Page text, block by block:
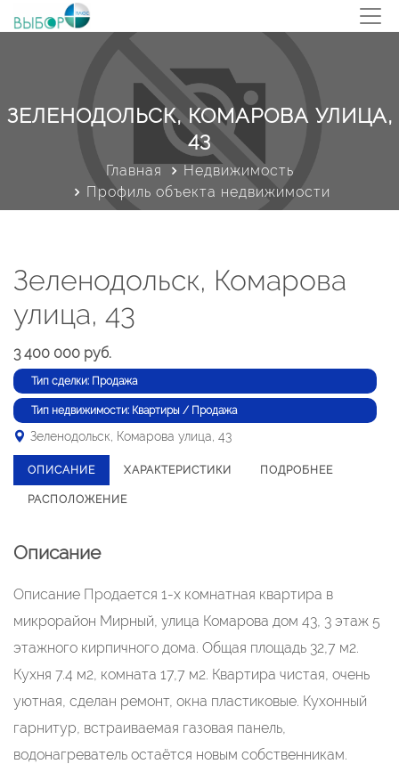
ЗЕЛЕНОДОЛЬСК, КОМАРОВА УЛИЦА,
43
Главная
Недвижимость
Профиль объекта недвижимости
Зеленодольск, Комарова
улица, 43
3 400 000 руб.
Тип сделки: Продажа
Тип недвижимости: Квартиры / Продажа
Зеленодольск, Комарова улица, 43
ОПИСАНИЕ ХАРАКТЕРИСТИКИ ПОДРОБНЕЕ
РАСПОЛОЖЕНИЕ
Описание
Описание Продается 1-х комнатная квартира в
микрорайон Мирный, улица Комарова дом 43, 3 этаж 5
этажного кирпичного дома. Общая площадь 32,7 м2.
Кухня 7.4 м2, комната 17,7 м2. Квартира чистая, очень
уютная, сделан ремонт, окна пластиковые. Кухонный
гарнитур, встраиваемая газовая панель,
водонагреватель остаётся новым собственникам.